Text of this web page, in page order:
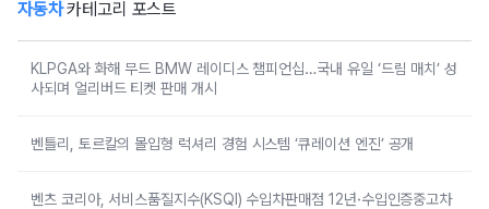
자동차카테고리 포스트
KLPGA와 화해 무드 BMW 레이디스 챔피언십…국내 유일 ‘드림 매치’ 성
사되며 얼리버드 티켓 판매 개시
벤틀리, 토르칼의 몰입형 럭셔리 경험 시스템 ‘큐레이션 엔진’ 공개
벤츠 코리아, 서비스품질지수(KSQI) 수입차판매점 12년·수입인증중고차